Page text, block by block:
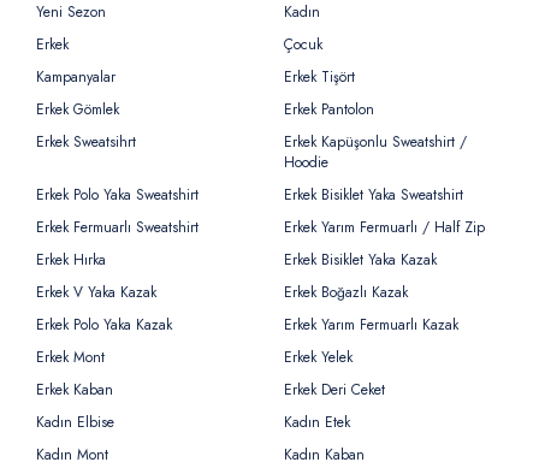
Yeni Sezon
Kadın
Erkek
Çocuk
Kampanyalar
Erkek Tişört
Erkek Gömlek
Erkek Pantolon
Erkek Sweatsihrt
Erkek Kapüşonlu Sweatshirt /
Hoodie
Erkek Polo Yaka Sweatshirt
Erkek Bisiklet Yaka Sweatshirt
Erkek Fermuarlı Sweatshirt
Erkek Yarım Fermuarlı / Half Zip
Erkek Hırka
Erkek Bisiklet Yaka Kazak
Erkek V Yaka Kazak
Erkek Boğazlı Kazak
Erkek Polo Yaka Kazak
Erkek Yarım Fermuarlı Kazak
Erkek Mont
Erkek Yelek
Erkek Kaban
Erkek Deri Ceket
Kadın Elbise
Kadın Etek
Kadın Mont
Kadın Kaban